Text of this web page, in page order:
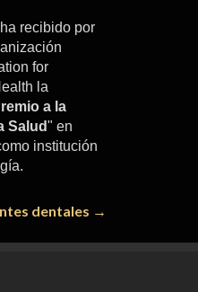
recibido por
for
la
a la
Salud" en
institución
dentales →